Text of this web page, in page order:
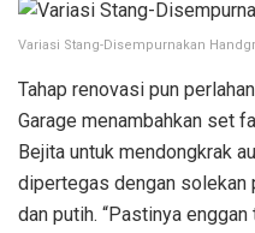
Variasi Stang-Disempurnakan
Tahap renovasi pun
Garage menambahkan set
Bejita untuk mendongkrak
dipertegas dengan solekan
dan putih. “Pastinya